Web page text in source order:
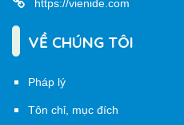
https://vienide.com
VỀ CHÚNG TÔI
Pháp lý
Tôn chỉ, mục đích